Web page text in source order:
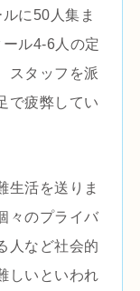
に50人集ま
ル4-6人の定
スタッフを派
で疲弊してい
生活を送りま
々のプライバ
人など社会的
しいといわれ